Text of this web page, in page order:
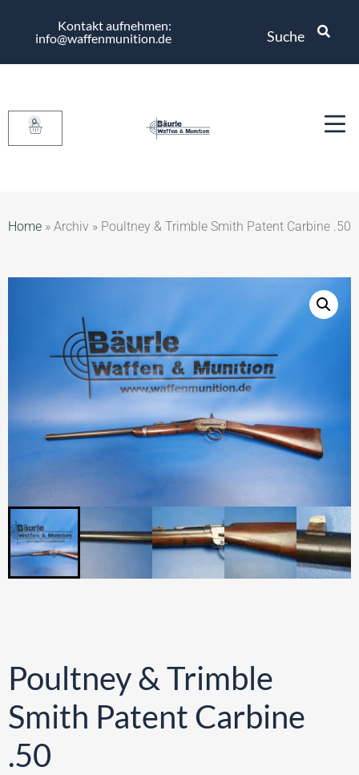
Kontakt aufnehmen:
info@waffenmunition.de
Suche
0
Home » Archiv » Poultney & Trimble Smith Patent Carbine .50
Poultney & Trimble
Smith Patent Carbine
.50